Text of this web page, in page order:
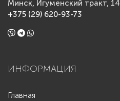
Минск, Игуменский тракт, 14
+375 (29) 620-93-73
ИНФОРМАЦИЯ
Главная